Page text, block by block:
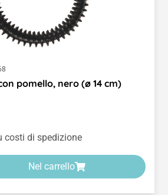
pomello, nero (ø 14 cm)
costi di spedizione
Nel carrello